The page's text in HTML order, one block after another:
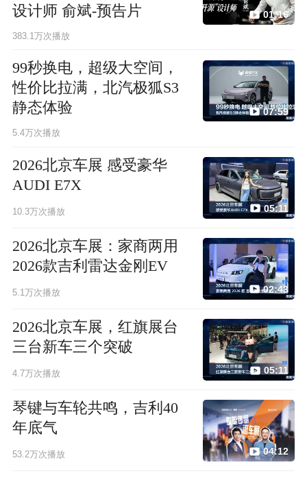
设计师 俞斌-预告片
383.1万次播放
01:16
99秒换电，超级大空间，
性价比拉满，北汽极狐S3
静态体验
5.4万次播放
07:59
2026北京车展 感受豪华
AUDI E7X
10.3万次播放 05:11
2026北京车展：家商两用
2026款吉利雷达金刚EV
5.1万次播放 02:43
2026北京车展，红旗展台
三台新车三个突破
4.7万次播放 05:11
琴键与车轮共鸣，吉利40
年底气
53.2万次播放 04:12